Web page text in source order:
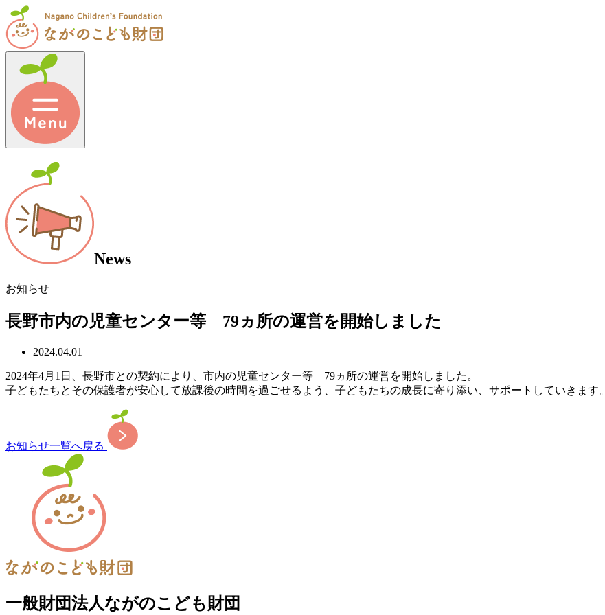
News
お知らせ
長野市内の児童センター等 79ヵ所の運営を開始しました
2024.04.01
2024年4月1日、長野市との契約により、市内の児童センター等 79ヵ所の運営を開始しました。
子どもたちとその保護者が安心して放課後の時間を過ごせるよう、子どもたちの成長に寄り添い、サポートしていきます。
お知らせ一覧へ戻る
一般財団法人ながのこども財団